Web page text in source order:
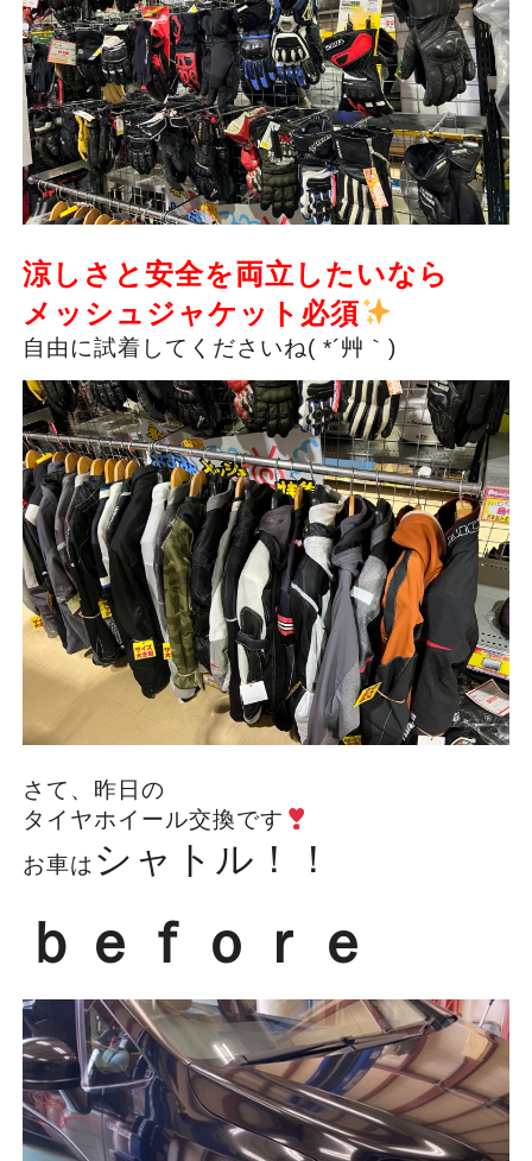
涼しさと安全を両立したいなら
メッシュジャケット必須
自由に試着してくださいね( *´艸｀)
さて、昨日の
タイヤホイール交換です
お車は シャトル！！
ｂｅｆｏｒｅ